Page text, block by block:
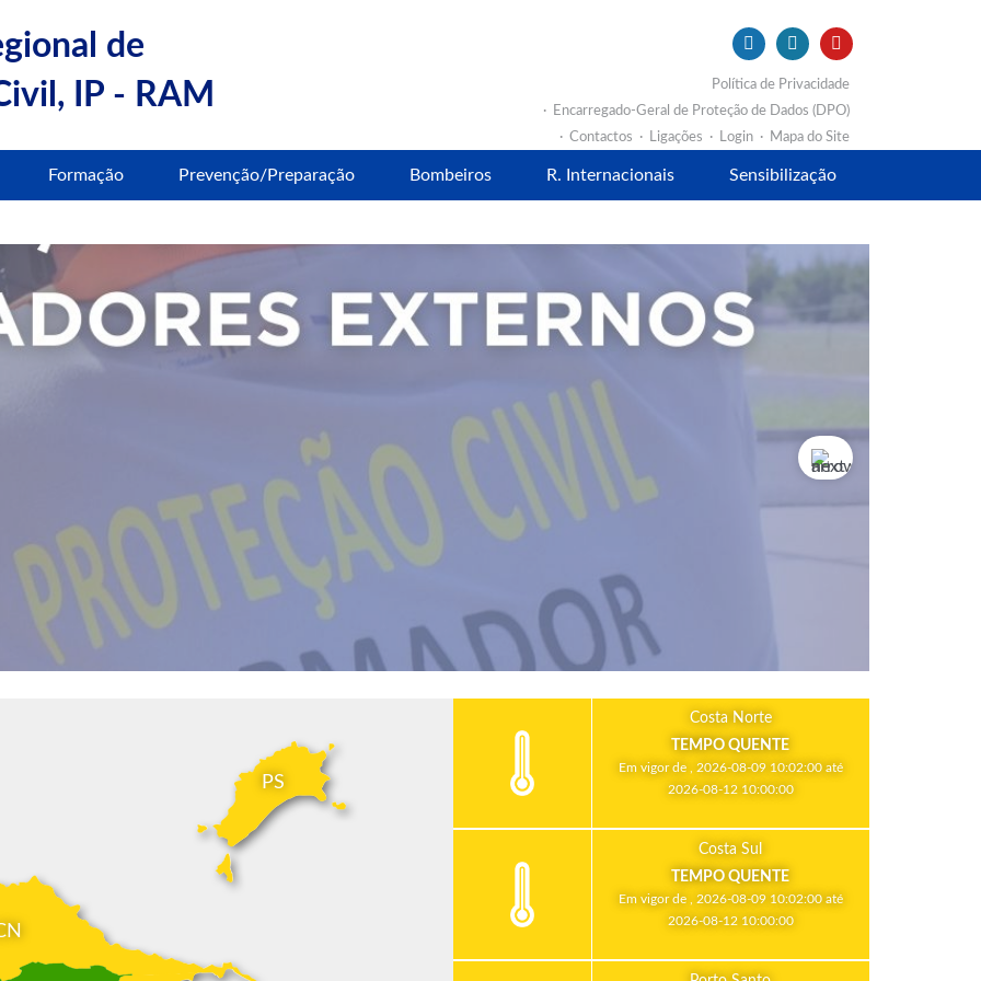
de
IP - RAM
Política de Privacidade
Encarregado-Geral de Proteção de Dados (DPO)
Contactos
Ligações Login Mapa do Site
Formação Prevenção/Preparação Bombeiros R. Internacionais Sensibilização
PS
Costa Norte
TEMPO QUENTE
Em vigor de , 2026-08-09 10:02:00 até
2026-08-12 10:00:00
Costa Sul
TEMPO QUENTE
Em vigor de , 2026-08-09 10:02:00 até
2026-08-12 10:00:00